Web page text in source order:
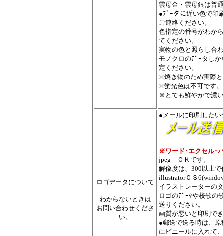
雲母金・雲母銀は普
●ﾃﾞｰタに近い色で印
ご連絡ください。
色指定の番号がわか
てください。
実物の色と照らし合
モノクロのﾃﾞｰタし
定ください。
※焼き物のため実際
※蛍光色は不可です。
※とても鮮やかで濃
ロゴデータについて
わからないときは
お問い合わせくださ
い。
●メールに印刷した
※ワード･エクセル･
jpeg ＯＫです。
解像度は、300以上
illustratorＣＳ
イラストレーターの
ロゴのﾃﾞｰﾀや校歌の
送りください。
画質が悪いと印刷で
●郵送で送る時は、
にビニールに入れて